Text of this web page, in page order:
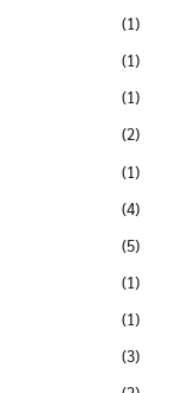
(1)
(1)
(1)
(2)
(1)
(4)
(5)
(1)
(1)
(3)